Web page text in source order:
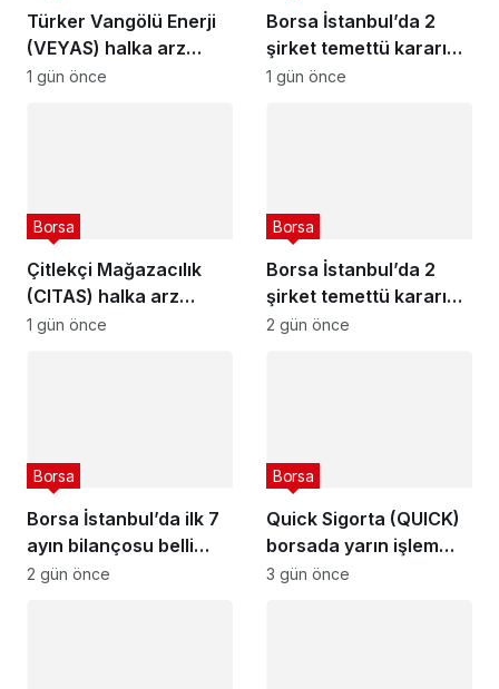
Türker Vangölü Enerji
(VEYAS) halka arz
tarihleri açıklandı
1 gün önce
Borsa İstanbul’da 2
şirket temettü kararını
açıkladı – 7 Ağustos
1 gün önce
Çitlekçi Mağazacılık
(CITAS) halka arz
tarihleri açıklandı
Borsa
1 gün önce
Borsa İstanbul’da 2
şirket temettü kararını
açıkladı – 6 Ağustos
Borsa
2 gün önce
Borsa İstanbul’da ilk 7
ayın bilançosu belli
oldu
Borsa
2 gün önce
Quick Sigorta (QUICK)
borsada yarın işlem
görmeye başlayacak
Borsa
3 gün önce